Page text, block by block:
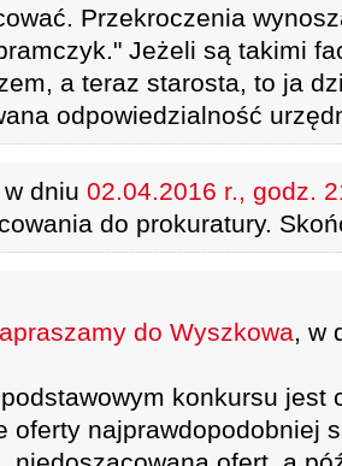
Przekroczenia
Jeżeli są takimi
a teraz starosta, to ja
odpowiedzialność
w dniu 02.04.2016 r., godz.
do prokuratury.
do Wyszkowa, w
konkursu jest
oferty najprawdopodobniej